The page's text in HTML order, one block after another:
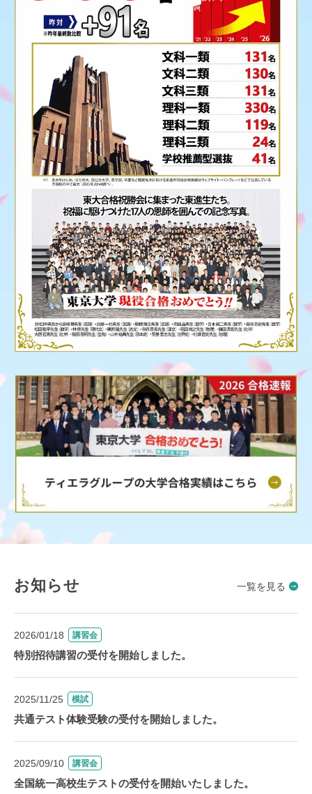
お知らせ 一覧を見る
2026/01/18 講習会
特別招待講習の受付を開始しました。
2025/11/25 模試
共通テスト体験受験の受付を開始しました。
2025/09/10 講習会
全国統一高校生テストの受付を開始いたしました。